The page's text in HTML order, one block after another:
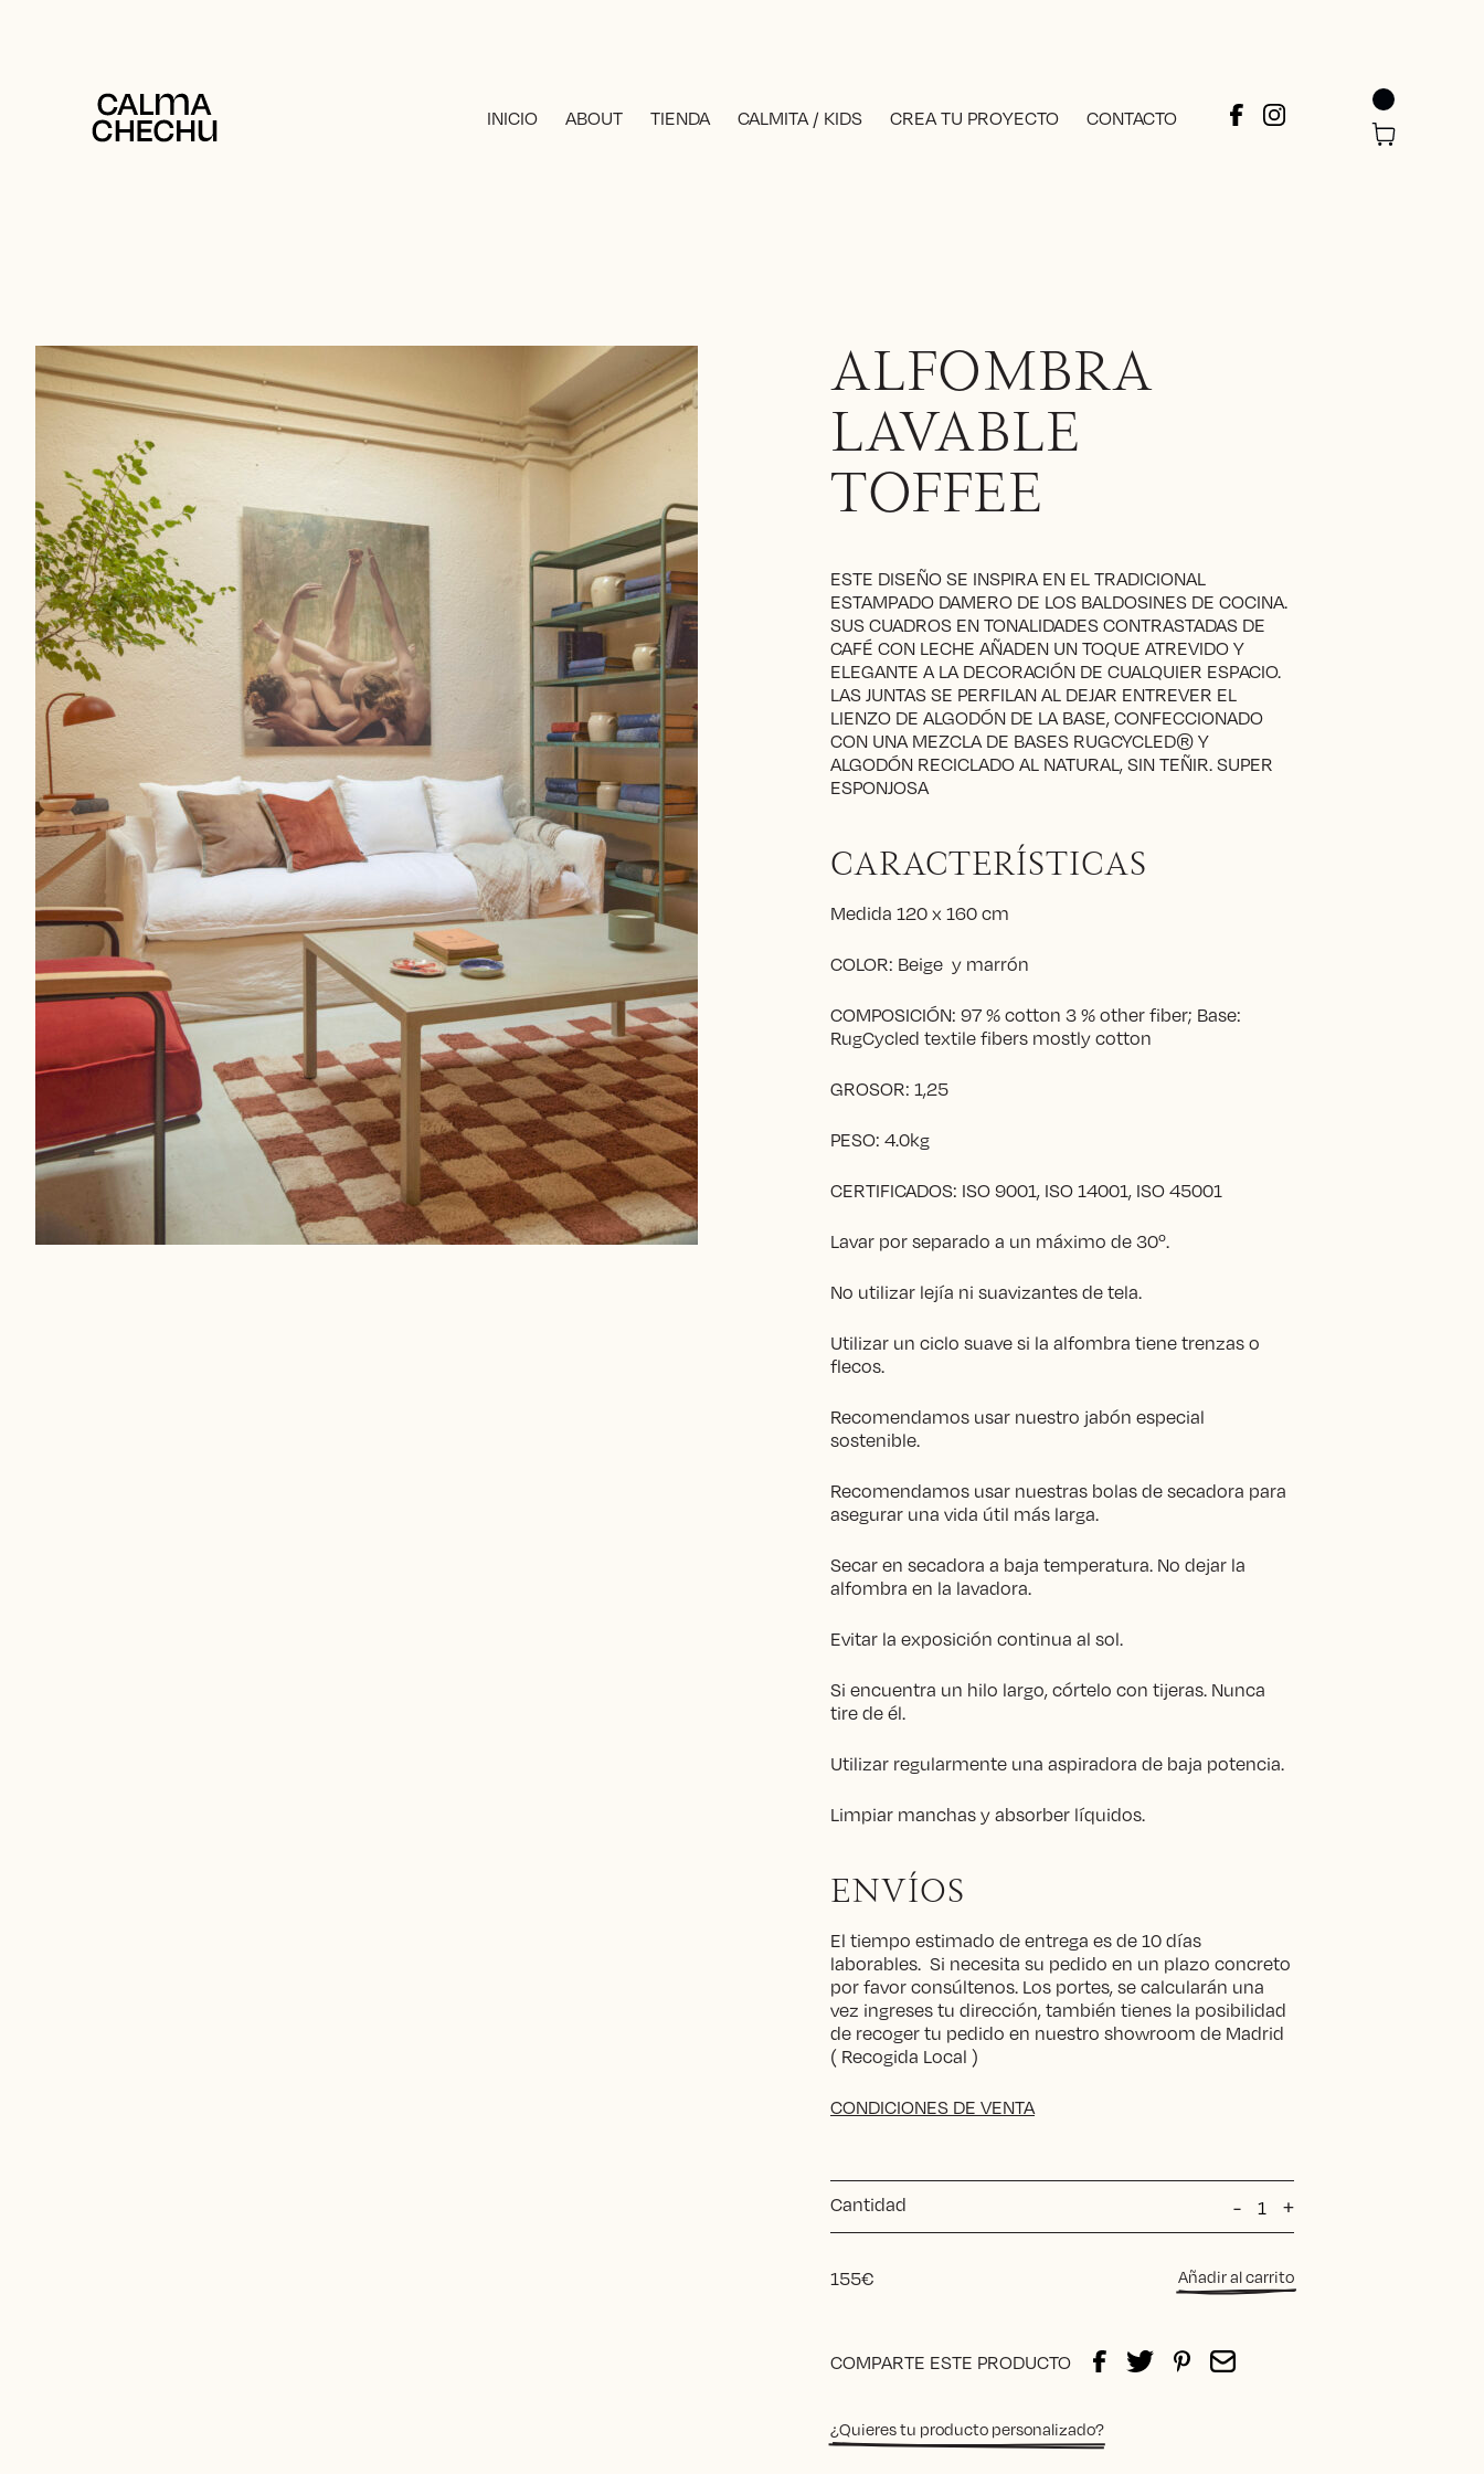
INICIO ABOUT TIENDA CALMITA / KIDS CREA TU PROYECTO CONTACTO
ALFOMBRA
LAVABLE
TOFFEE
ESTE DISEÑO SE INSPIRA EN EL TRADICIONAL
ESTAMPADO DAMERO DE LOS BALDOSINES DE COCINA.
SUS CUADROS EN TONALIDADES CONTRASTADAS DE
CAFÉ CON LECHE AÑADEN UN TOQUE ATREVIDO Y
ELEGANTE A LA DECORACIÓN DE CUALQUIER ESPACIO.
LAS JUNTAS SE PERFILAN AL DEJAR ENTREVER EL
LIENZO DE ALGODÓN DE LA BASE, CONFECCIONADO
CON UNA MEZCLA DE BASES RUGCYCLED® Y
ALGODÓN RECICLADO AL NATURAL, SIN TEÑIR. SUPER
ESPONJOSA
CARACTERÍSTICAS
Medida 120 x 160 cm
COLOR: Beige y marrón
COMPOSICIÓN: 97 % cotton 3 % other fiber; Base:
RugCycled textile fibers mostly cotton
GROSOR: 1,25
PESO: 4.0kg
CERTIFICADOS: ISO 9001, ISO 14001, ISO 45001
Lavar por separado a un máximo de 30º.
No utilizar lejía ni suavizantes de tela.
Utilizar un ciclo suave si la alfombra tiene trenzas o
flecos.
Recomendamos usar nuestro jabón especial
sostenible.
Recomendamos usar nuestras bolas de secadora para
asegurar una vida útil más larga.
Secar en secadora a baja temperatura. No dejar la
alfombra en la lavadora.
Evitar la exposición continua al sol.
Si encuentra un hilo largo, córtelo con tijeras. Nunca
tire de él.
Utilizar regularmente una aspiradora de baja potencia.
Limpiar manchas y absorber líquidos.
ENVÍOS
El tiempo estimado de entrega es de 10 días
laborables. Si necesita su pedido en un plazo concreto
por favor consúltenos. Los portes, se calcularán una
vez ingreses tu dirección, también tienes la posibilidad
de recoger tu pedido en nuestro showroom de Madrid
( Recogida Local )
CONDICIONES DE VENTA
Cantidad -
ALFOMBRA
LAVABLE
cantidad
+
155€ Añadir al carrito
COMPARTE ESTE PRODUCTO
¿Quieres tu producto personalizado?